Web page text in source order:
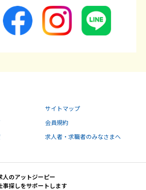
サイトマップ
会員規約
求人者・求職者のみなさまへ
人のアットジーピー
事探しをサポートします